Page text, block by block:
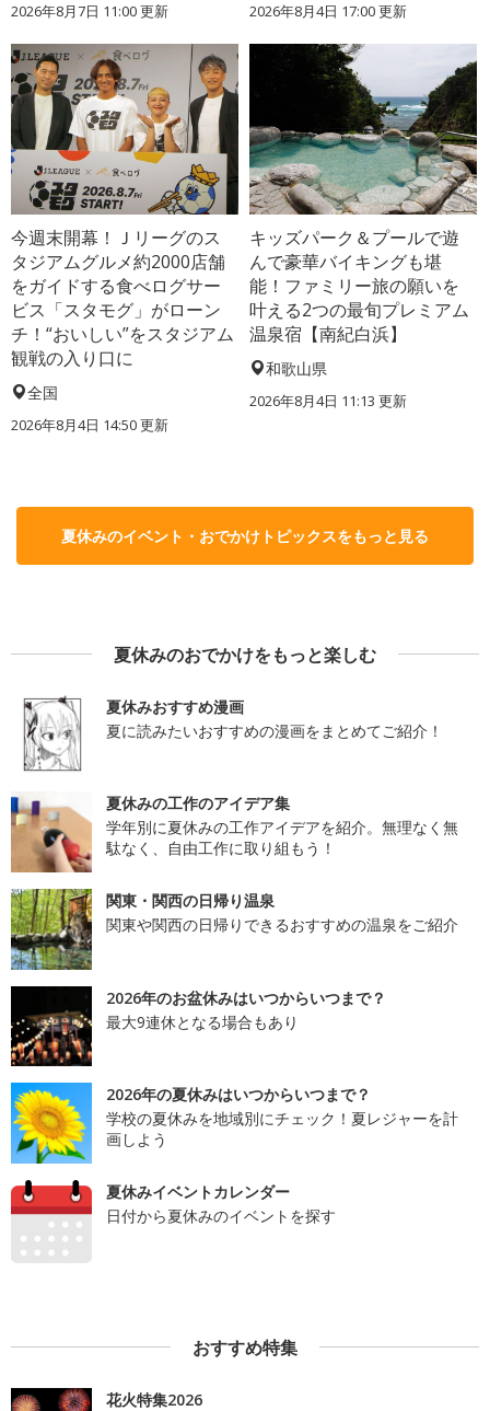
2026年8月7日 11:00更新 2026年8月4日 17:00更新
今週末開幕！Ｊリーグのス
タジアムグルメ約2000店舗
をガイドする食べログサー
ビス「スタモグ」がローン
チ！“おいしい”をスタジアム
観戦の入り口に
全国
2026年8月4日 14:50更新
キッズパーク＆プールで遊
んで豪華バイキングも堪
能！ファミリー旅の願いを
叶える2つの最旬プレミアム
温泉宿【南紀白浜】
和歌山県
2026年8月4日 11:13 更新
夏休みのイベント・おでかけトピックスをもっと見る
夏休みのおでかけをもっと楽しむ
夏休みおすすめ漫画
夏に読みたいおすすめの漫画をまとめてご紹介！
夏休みの工作のアイデア集
学年別に夏休みの工作アイデアを紹介。無理なく無
駄なく、自由工作に取り組もう！
関東・関西の日帰り温泉
関東や関西の日帰りできるおすすめの温泉をご紹介
2026年のお盆休みはいつからいつまで？
最大9連休となる場合もあり
2026年の夏休みはいつからいつまで？
学校の夏休みを地域別にチェック！夏レジャーを計
画しよう
夏休みイベントカレンダー
日付から夏休みのイベントを探す
おすすめ特集
花火特集2026